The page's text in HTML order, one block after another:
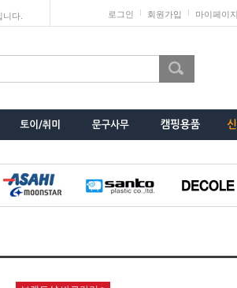
다. 로그인 회원가입 마이페이지